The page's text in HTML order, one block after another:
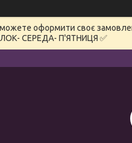
оформити своє
СЕРЕДА- П'ЯТНИЦЯ ✅